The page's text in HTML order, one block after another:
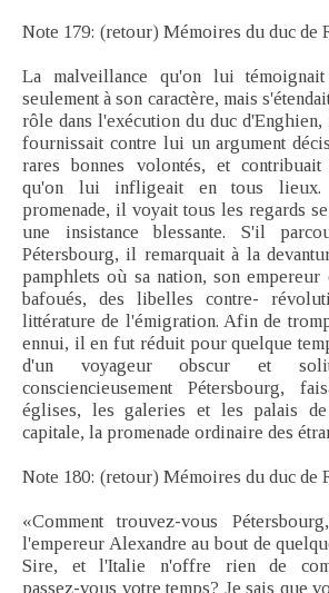
Note 179: (retour) Mémoires du duc de
La malveillance qu'on lui témoignait
seulement à son caractère, mais
rôle dans l'exécution du duc d'Enghien,
fournissait contre lui un argument
rares bonnes volontés, et
qu'on lui infligeait en tous lieux.
promenade, il voyait tous les regards
une insistance blessante. S'il
Pétersbourg, il remarquait à la
pamphlets où sa nation, son empereur
bafoués, des libelles contre-
littérature de l'émigration. Afin de
ennui, il en fut réduit pour quelque
d'un voyageur obscur et
consciencieusement Pétersbourg,
églises, les galeries et les palais de
capitale, la promenade ordinaire des
Note 180: (retour) Mémoires du duc de
«Comment trouvez-vous
l'empereur Alexandre au bout de
Sire, et l'Italie n'offre rien de
passez-vous votre temps? Je sais que